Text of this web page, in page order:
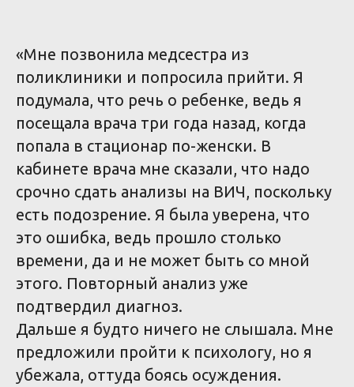
«Мне позвонила медсестра из
поликлиники и попросила прийти. Я
подумала, что речь о ребенке, ведь я
посещала врача три года назад, когда
попала в стационар по-женски. В
кабинете врача мне сказали, что надо
срочно сдать анализы на ВИЧ, поскольку
есть подозрение. Я была уверена, что
это ошибка, ведь прошло столько
времени, да и не может быть со мной
этого. Повторный анализ уже
подтвердил диагноз.
Дальше я будто ничего не слышала. Мне
предложили пройти к психологу, но я
убежала, оттуда боясь осуждения.